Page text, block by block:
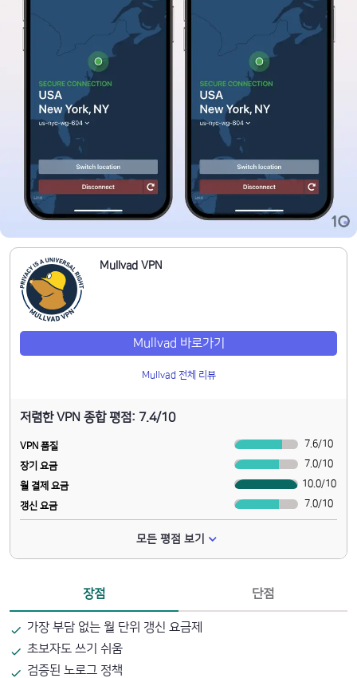
Mullvad VPN
Mullvad 바로가기
Mullvad 전체 리뷰
저렴한 VPN 종합 평점: 7.4/10
VPN 품질 7.6/10
장기 요금 7.0/10
월 결제 요금 10.0/10
갱신 요금 7.0/10
모든 평점 보기
장점
가장 부담 없는 월 단위 갱신 요금제
초보자도 쓰기 쉬움
검증된 노로그 정책
단점